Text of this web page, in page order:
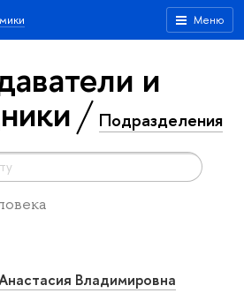
Меню
и
Подразделения
Владимировна